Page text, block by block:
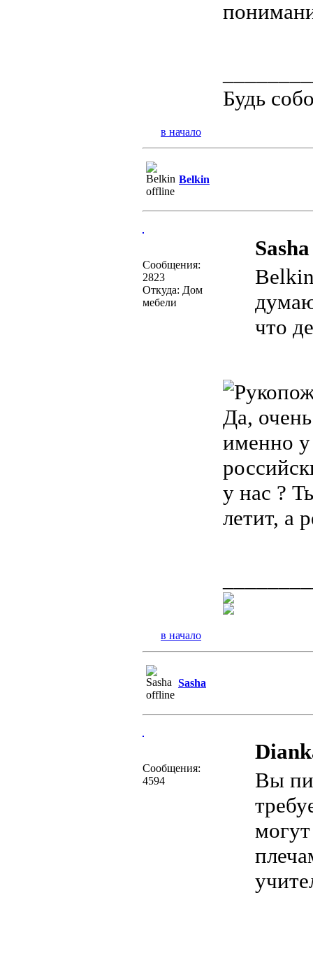
Будь
в начало
Belkin
Сообщения:
2823
Откуда: Дом
мебели
что
Да,
именно
у нас ?
летит, а
в начало
Sasha
Сообщения:
4594
Вы